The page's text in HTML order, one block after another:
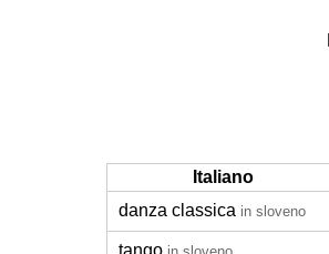
Italiano
danza classica in sloveno
tango